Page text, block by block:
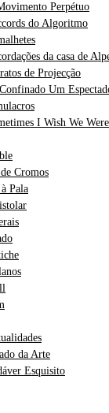
Perpétuo
do Algoritmo
da casa de
de Projecção
Um
I Wish We
Cromos
Pala
da Arte
Esquisito